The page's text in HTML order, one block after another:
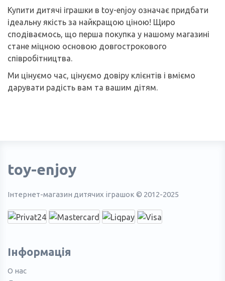
Купити дитячі іграшки в toy-enjoy означає придбати
ідеальну якість за найкращою ціною! Щиро
сподіваємось, що перша покупка у нашому магазині
стане міцною основою довгострокового
співробітництва.
Ми цінуємо час, цінуємо довіру клієнтів і вміємо
дарувати радість вам та вашим дітям.
toy-enjoy
Інтернет-магазин дитячих іграшок © 2012-2025
Інформація
О нас